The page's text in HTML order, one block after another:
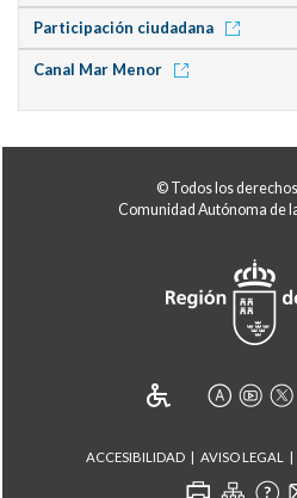
Participación ciudadana
Canal Mar Menor
© Todos los
Comunidad Autónoma de
ACCESIBILIDAD AVISO LEGAL